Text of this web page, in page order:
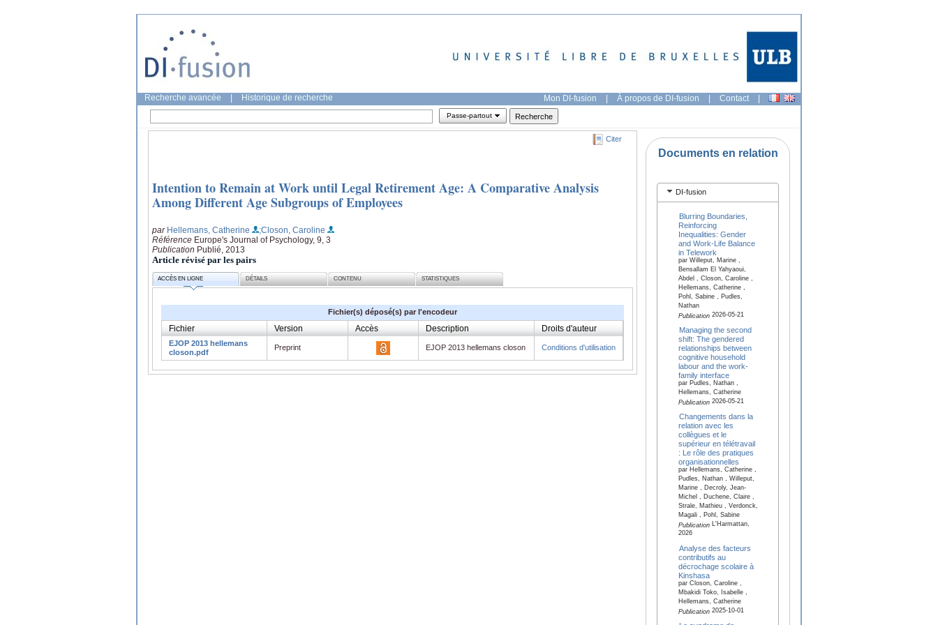
Recherche avancée Historique de recherche Mon DI-fusion | À propos de DI-fusion | Contact |
Passe-partout
Citer
Intention to Remain at Work until Legal Retirement Age: A Comparative Analysis
Among Different Age Subgroups of Employees
par Hellemans, Catherine
;Closon, Caroline
Référence Europe's Journal of Psychology, 9, 3
Publication Publié, 2013
Article révisé par les pairs
ACCÈS EN LIGNE DÉTAILS CONTENU STATISTIQUES
Fichier(s) déposé(s) par l'encodeur
Fichier Version Accès Description Droits d'auteur
EJOP 2013 hellemans
closon.pdf
Preprint EJOP 2013 hellemans closon Conditions d'utilisation
Documents en relation
DI-fusion
Blurring Boundaries,
Reinforcing
Inequalities: Gender
and Work-Life Balance
in Telework
par Willeput, Marine ,
Bensallam El Yahyaoui,
Abdel , Closon, Caroline ,
Hellemans, Catherine ,
Pohl, Sabine , Pudles,
Nathan
Publication2026-05-21
Managing the second
shift: The gendered
relationships between
cognitive household
labour and the work-
family interface
par Pudles, Nathan ,
Hellemans, Catherine
Publication2026-05-21
Changements dans la
relation avec les
collègues et le
supérieur en télétravail
: Le rôle des pratiques
organisationnelles
par Hellemans, Catherine ,
Pudles, Nathan , Willeput,
Marine , Decroly, Jean-
Michel , Duchene, Claire ,
Strale, Mathieu , Verdonck,
Magali , Pohl, Sabine
PublicationL'Harmattan,
2026
Analyse des facteurs
contributifs au
décrochage scolaire à
Kinshasa
par Closon, Caroline ,
Mbakidi Toko, Isabelle ,
Hellemans, Catherine
Publication2025-10-01